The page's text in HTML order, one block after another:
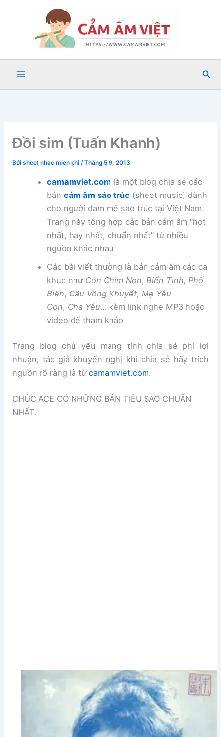
Tìm
Đồi sim (Tuấn Khanh)
Bởisheet nhac mien phi/Tháng 5 9, 2013
camamviet.com là một blog chia sẻ các
bản cảm âm sáo trúc (sheet music) dành
cho người đam mê sáo trúc tại Việt Nam.
Trang này tổng hợp các bản cảm âm “hot
nhất, hay nhất, chuẩn nhất” từ nhiều
nguồn khác nhau
Các bài viết thường là bản cảm âm các ca
khúc như Con Chim Non, Biển Tình, Phố
Biển, Cầu Vồng Khuyết, Mẹ Yêu
Con, Cha Yêu… kèm link nghe MP3 hoặc
video để tham khảo
Trang blog chủ yếu mang tính chia sẻ phi lợi
nhuận, tác giả khuyến nghị khi chia sẻ hãy trích
nguồn rõ ràng là từcamamviet.com.
CHÚC ACE CÓ NHỮNG BẢN TIÊU SÁO CHUẨN
NHẤT.